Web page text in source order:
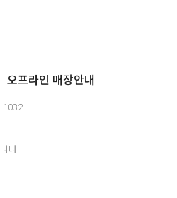
오프라인 매장안내
1032
다.